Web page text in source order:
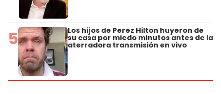
5 Los hijos de Perez Hilton huyeron de
su casa por miedo minutos antes de la
aterradora transmisión en vivo